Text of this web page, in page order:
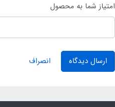
امتیاز شما به محصول
ارسال دیدگاه انصراف